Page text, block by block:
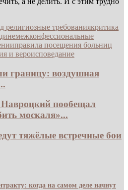
религиозные требованиякритика
межконфессиональные
правила посещения больниц
и вероисповедание
границу: воздушная
пообещал
москаля»...
тяжёлые встречные бои
когда на самом деле начнут